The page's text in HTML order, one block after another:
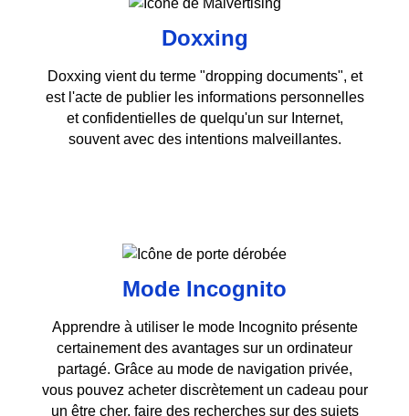
Doxxing
Doxxing vient du terme "dropping documents", et
est l'acte de publier les informations personnelles
et confidentielles de quelqu'un sur Internet,
souvent avec des intentions malveillantes.
Mode Incognito
Apprendre à utiliser le mode Incognito présente
certainement des avantages sur un ordinateur
partagé. Grâce au mode de navigation privée,
vous pouvez acheter discrètement un cadeau pour
un être cher, faire des recherches sur des sujets